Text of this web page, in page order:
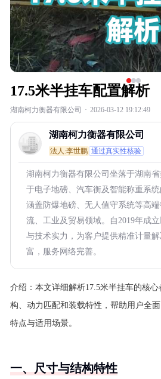
17.5米半挂车配置解析
湖南柯力衡器有限公司 · 2026-03-12 19:12:49
湖南柯力衡器有限公司
法人:李世鹏 通过真实性核验
湖南柯力衡器有限公司坐落于湖南
于电子地磅、汽车衡及智能称重系
涵盖防爆地磅、无人值守系统等高
流、工业及贸易领域。自2019年成
与技术实力，为客户提供精准计量
富，服务网络完善。
介绍： 本文详细解析17.5米半挂车的核
构、动力匹配和装载特性，帮助用户全
特点与适用场景。
一、尺寸与结构特性